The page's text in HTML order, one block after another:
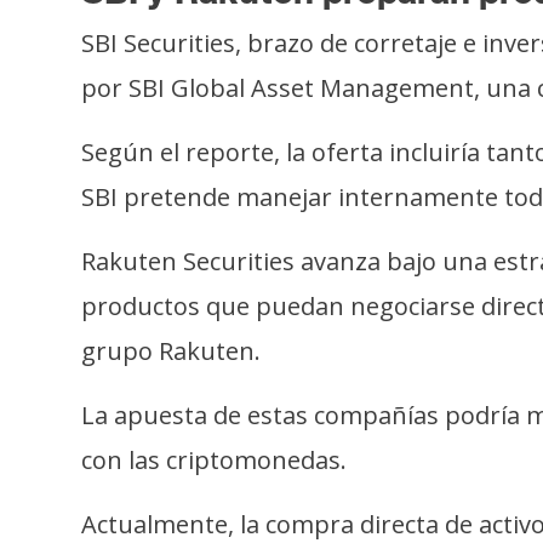
i
c
d
a
SBI Securities, brazo de corretaje e
por SBI Global Asset Management,
Según el reporte, la oferta incluiría
SBI pretende manejar internamente
Rakuten Securities avanza bajo una
productos que puedan negociarse
grupo Rakuten.
La apuesta de estas compañías
con las criptomonedas.
Actualmente, la compra directa de